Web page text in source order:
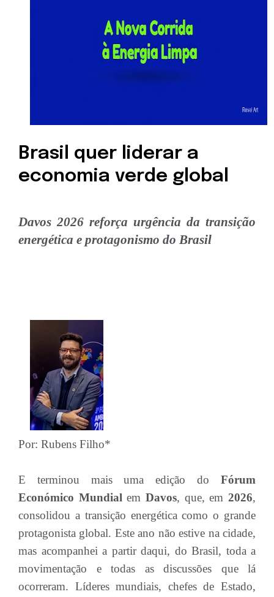
Brasil quer liderar a
economia verde global
Davos 2026 reforça urgência da transição
energética e protagonismo do Brasil
Por: Rubens Filho*
E terminou mais uma edição do Fórum
Económico Mundial em Davos, que, em2026,
consolidou a transição energética como o grande
protagonista global. Este ano não estive na cidade,
mas acompanhei a partir daqui, do Brasil, toda a
movimentação e todas as discussões que lá
ocorreram. Líderes mundiais, chefes de Estado,